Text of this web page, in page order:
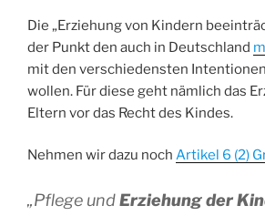
Die „Erziehung von Kindern
der Punkt den auch in Deutschland
mit den verschiedensten
wollen. Für diese geht nämlich das
Eltern vor das Recht des Kindes.
Nehmen wir dazu noch Artikel 6 (2)
„Pflege undErziehung der